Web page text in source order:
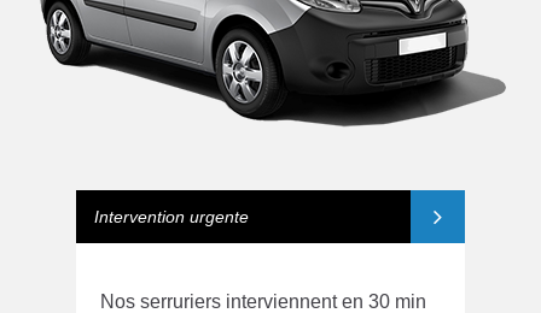
Intervention urgente
Nos serruriers interviennent en 30 min